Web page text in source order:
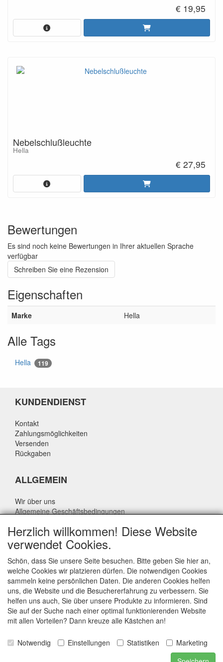
€ 19,95
Nebelschlußleuchte
Hella
€ 27,95
Bewertungen
Es sind noch keine Bewertungen in Ihrer aktuellen Sprache
verfügbar
Schreiben Sie eine Rezension
Eigenschaften
Marke Hella
Alle Tags
Hella 119
KUNDENDIENST
Kontakt
Zahlungsmöglichkeiten
Versenden
Rückgaben
ALLGEMEIN
Wir über uns
Allgemeine Geschäftsbedingungen
Haftungsausschluss
Über Rik Thijssen
ALLGEMEIN
www.rikthijssenshop.nl
Logistik durch OTOPARTS BV
Herzlich willkommen! Diese Website
verwendet Cookies.
Schön, dass Sie unsere Seite besuchen. Bitte geben Sie hier an,
welche Cookies wir platzieren dürfen. Die notwendigen Cookies
sammeln keine persönlichen Daten. Die anderen Cookies helfen
uns, die Website und die Besuchererfahrung zu verbessern. Sie
helfen uns auch, Sie über unsere Produkte zu informieren. Sind
Sie auf der Suche nach einer optimal funktionierenden Website
mit allen Vorteilen? Dann kreuze alle Kästchen an!
Notwendig Einstellungen Statistiken
Marketing